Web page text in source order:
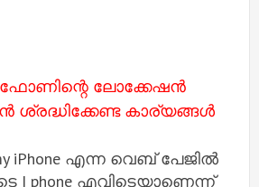
ലോക്കേഷൻ
ശ്രദ്ധിക്കേണ്ട കാര്യങ്ങൾ
iPhone എന്ന വെബ് പേജിൽ
I phone എവിടെയാണെന്ന്